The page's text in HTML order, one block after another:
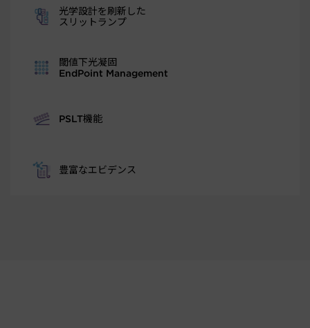
光学設計を刷新した
スリットランプ
閾値下光凝固
EndPoint Management
PSLT機能
豊富なエビデンス